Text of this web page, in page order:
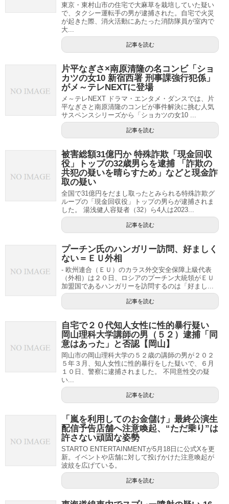
東京・東村山市の住宅で大麻草を栽培していた疑い
で、タクシー運転手の男が逮捕された。自宅で火災
が起きた際、消火活動にあたった消防隊員が室内で
大...
記事を読む
片平なぎさ×南原清隆の名コンビ「ショ
カツの女10 新宿西署 刑事課強行犯係」
がメ～テレNEXTに登場
メ～テレNEXT ドラマ・エンタメ・ダンスでは、片
平なぎさと南原清隆のコンビが事件解決に挑む人気
サスペンスシリーズから「ショカツの女10 ...
記事を読む
被害総額31億円か 特殊詐欺「現金回収
役」トップの32歳男らを逮捕 「詐欺の
共犯の疑いを晴らすため」などと現金詐
取の疑い
全国で31億円をだまし取ったとみられる特殊詐欺グ
ループの「現金回収役」トップの男らが逮捕されま
した。 湯浅健人容疑者（32）ら4人は2023...
記事を読む
プーチン氏のハンガリー訪問、好ましく
ない＝ＥＵ外相
- 欧州連合（ＥＵ）のカラス外交安全保障上級代表
（外相）は２０日、ロシアのプーチン大統領がＥＵ
加盟国であるハンガリーを訪問するのは「好まし...
記事を読む
自宅で２０代知人女性に性的暴行疑い
岡山理科大学講師の男（５２）逮捕「同
意はあった」と否認【岡山】
岡山市の岡山理科大学の５２歳の講師の男が２０２
５年３月、知人女性に性的暴行をした疑いで、６月
１０日、警察に逮捕されました。 不同意性交の疑
い...
記事を読む
「嵐を利用してのお金儲け」最終公演生
配信予告店舗へ注意喚起、“ただ乗り”は
許さない頑固な姿勢
STARTO ENTERTAINMENTが5月18日に公式Xを更
新。イベントや店舗に対して投げかけた注意喚起が
波紋を広げている。
記事を読む